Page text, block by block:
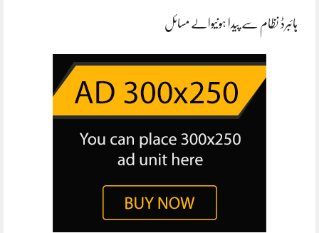
ہائبرڈ نظام سے پیدا ہونیوالے مسائل